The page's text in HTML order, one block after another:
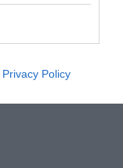
Privacy Policy